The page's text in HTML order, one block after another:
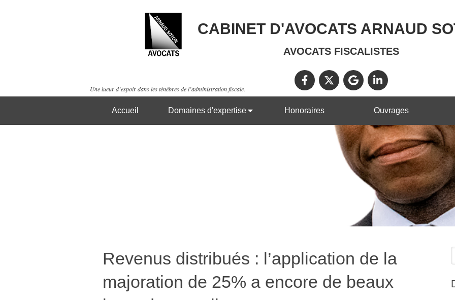
CABINET D'AVOCATS ARNAUD
AVOCATS FISCALISTES
Une lueur d’espoir dans les ténèbres de l’administration fiscale.
Accueil Domaines d'expertise Honoraires Ouvrages
Revenus distribués : l’application de la
majoration de 25% a encore de beaux